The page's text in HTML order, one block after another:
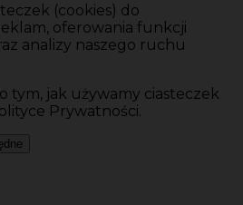
(cookies) do
oferowania funkcji
analizy naszego ruchu
tym, jak używamy ciasteczek
Prywatności.